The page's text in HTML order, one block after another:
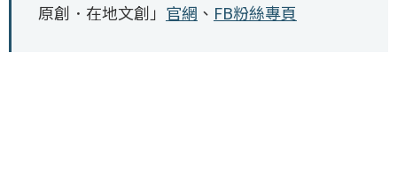
原創．在地文創」 官網 、 FB粉絲專頁